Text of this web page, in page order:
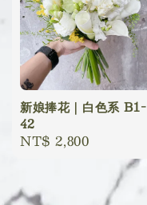
新娘捧花｜白色系 B1-
42
Regular
NT$ 2,800